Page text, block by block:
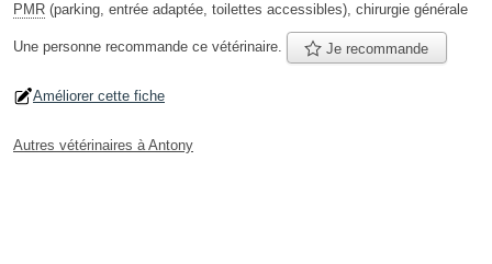
PMR (parking, entrée adaptée, toilettes accessibles), chirurgie générale
Une personne recommande ce vétérinaire. Je recommande
Améliorer cette fiche
Autres vétérinaires à Antony